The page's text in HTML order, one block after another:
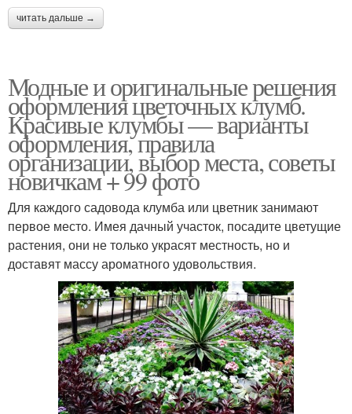
читать дальше →
Модные и оригинальные решения
оформления цветочных клумб.
Красивые клумбы — варианты
оформления, правила
организации, выбор места, советы
новичкам + 99 фото
Для каждого садовода клумба или цветник занимают
первое место. Имея дачный участок, посадите цветущие
растения, они не только украсят местность, но и
доставят массу ароматного удовольствия.